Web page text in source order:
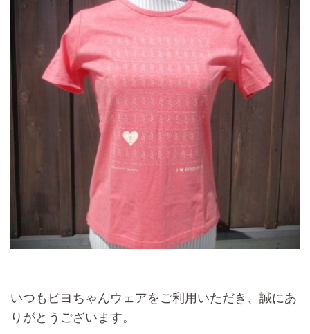
いつもピヨちゃんウェアをご利用いただき、誠にあ
りがとうございます。